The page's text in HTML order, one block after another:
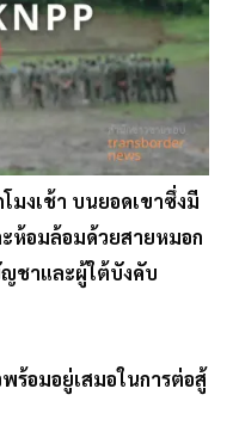
มงเช้า บนยอดเขาซึ่งมี
ห้อมล้อมด้วยสายหมอก
ชาและผู้ใต้บังคับ
ร้อมอยู่เสมอในการต่อสู้